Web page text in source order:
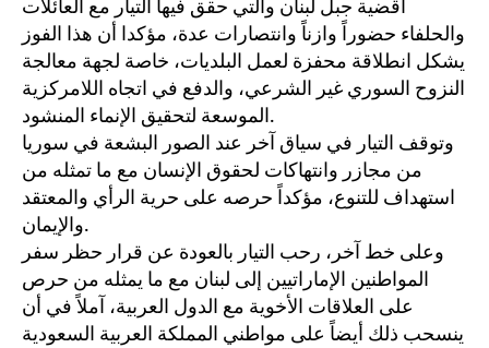
أقضية جبل لبنان والتي حقق فيها التيار مع العائلات
والحلفاء حضوراً وازناً وانتصارات عدة، مؤكدا أن هذا الفوز
يشكل انطلاقة محفزة لعمل البلديات، خاصة لجهة معالجة
النزوح السوري غير الشرعي، والدفع في اتجاه اللامركزية
الموسعة لتحقيق الإنماء المنشود.
وتوقف التيار في سياق آخر عند الصور البشعة في سوريا
من مجازر وانتهاكات لحقوق الإنسان مع ما تمثله من
استهداف للتنوع، مؤكداً حرصه على حرية الرأي والمعتقد
والإيمان.
وعلى خط آخر، رحب التيار بالعودة عن قرار حظر سفر
المواطنين الإماراتيين إلى لبنان مع ما يمثله من حرص
على العلاقات الأخوية مع الدول العربية، آملاً في أن
ينسحب ذلك أيضاً على مواطني المملكة العربية السعودية